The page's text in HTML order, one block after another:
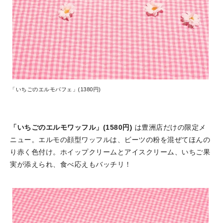
「いちごのエルモパフェ」(1380円)
「いちごのエルモワッフル」(1580円) は豊洲店だけの限定メ
ニュー。エルモの顔型ワッフルは、ビーツの粉を混ぜてほんの
り赤く色付け。ホイップクリームとアイスクリーム、いちご果
実が添えられ、食べ応えもバッチリ！